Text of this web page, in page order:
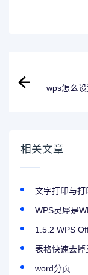
wps怎么设
相关文章
文字打印与
WPS灵犀是
1.5.2 WPS
表格快速去
word分页